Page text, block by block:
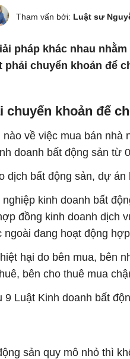
Tham vấn bởi: Luật sư
pháp khác nhau
phải chuyển khoản để
chuyển khoản để
về việc mua bán
doanh bất động sản từ
dịch bất động sản, dự
kinh doanh bất
đồng kinh doanh
đang hoạt động
hại do bên mua, bên
bên cho thuê mua
9 Luật Kinh doanh bất
sản quy mô nhỏ thì